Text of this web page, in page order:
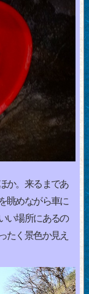
か。来るまであ
眺めながら車に
い場所にあるの
たく景色か見え